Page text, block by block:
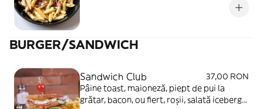
BURGER/SANDWICH
Sandwich Club
37,00 RON
Pâine toast, maioneză, piept de pui la
grătar, bacon, ou fiert, roșii, salată iceberg,